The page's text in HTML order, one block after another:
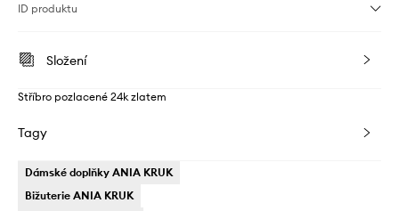
ID produktu
Složení
Stříbro pozlacené 24k zlatem
Tagy
Dámské doplňky ANIA KRUK
Bižuterie ANIA KRUK